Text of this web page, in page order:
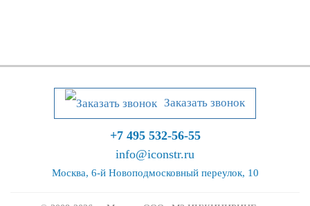
Заказать звонок
+7 495 532-56-55
info@iconstr.ru
Москва, 6-й Новоподмосковный переулок, 10